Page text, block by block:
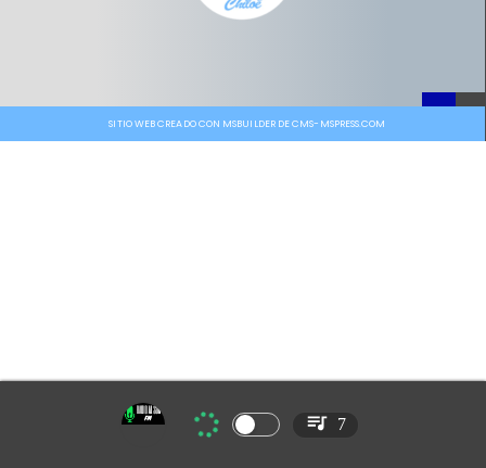
SITIO WEB CREADO CON MSBUILDER DE CMS-MSPRESS.COM
7